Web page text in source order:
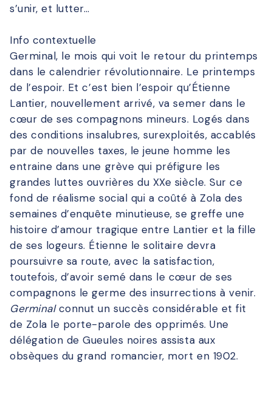
s’unir, et lutter…
Info contextuelle
Germinal, le mois qui voit le retour du printemps
dans le calendrier révolutionnaire. Le printemps
de l’espoir. Et c’est bien l’espoir qu’Étienne
Lantier, nouvellement arrivé, va semer dans le
cœur de ses compagnons mineurs. Logés dans
des conditions insalubres, surexploités, accablés
par de nouvelles taxes, le jeune homme les
entraine dans une grève qui préfigure les
grandes luttes ouvrières du XXe siècle. Sur ce
fond de réalisme social qui a coûté à Zola des
semaines d’enquête minutieuse, se greffe une
histoire d’amour tragique entre Lantier et la fille
de ses logeurs. Étienne le solitaire devra
poursuivre sa route, avec la satisfaction,
toutefois, d’avoir semé dans le cœur de ses
compagnons le germe des insurrections à venir.
Germinalconnut un succès considérable et fit
de Zola le porte-parole des opprimés. Une
délégation de Gueules noires assista aux
obsèques du grand romancier, mort en 1902.